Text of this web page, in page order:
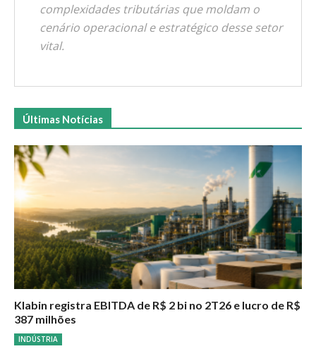
complexidades tributárias que moldam o
cenário operacional e estratégico desse setor
vital.
Últimas Notícias
Klabin registra EBITDA de R$ 2 bi no 2T26 e lucro de R$
387 milhões
INDÚSTRIA